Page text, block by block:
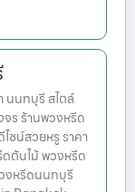
นนทบุรี สไตล์
ร ร้านพวงหรีด
ซน์สวยหรู ราคา
ต้นไม้ พวงหรีด
งหรีดนนทบุรี